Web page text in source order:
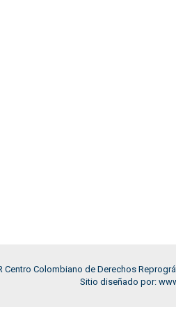
Centro Colombiano de Derechos
Sitio diseñado por: